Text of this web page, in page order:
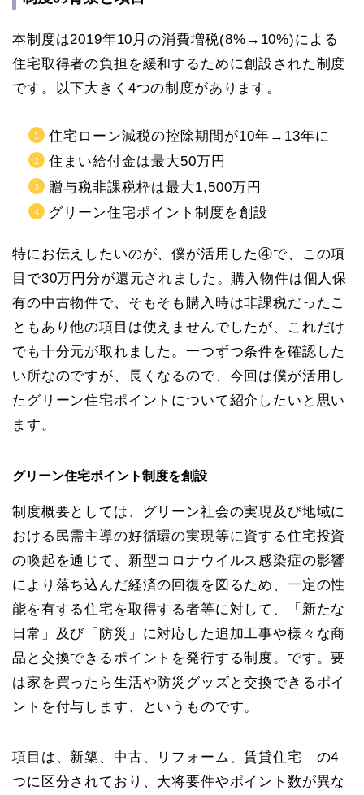
本制度は2019年10月の消費増税(8%→10%)による
住宅取得者の負担を緩和するために創設された制度
です。以下大きく4つの制度があります。
住宅ローン減税の控除期間が10年→13年に
住まい給付金は最大50万円
贈与税非課税枠は最大1,500万円
グリーン住宅ポイント制度を創設
特にお伝えしたいのが、僕が活用した④で、この項
目で30万円分が還元されました。購入物件は個人保
有の中古物件で、そもそも購入時は非課税だったこ
ともあり他の項目は使えませんでしたが、これだけ
でも十分元が取れました。一つずつ条件を確認した
い所なのですが、長くなるので、今回は僕が活用し
たグリーン住宅ポイントについて紹介したいと思い
ます。
グリーン住宅ポイント制度を創設
制度概要としては、グリーン社会の実現及び地域に
おける民需主導の好循環の実現等に資する住宅投資
の喚起を通じて、新型コロナウイルス感染症の影響
により落ち込んだ経済の回復を図るため、一定の性
能を有する住宅を取得する者等に対して、「新たな
日常」及び「防災」に対応した追加工事や様々な商
品と交換できるポイントを発行する制度。です。要
は家を買ったら生活や防災グッズと交換できるポイ
ントを付与します、というものです。
項目は、新築、中古、リフォーム、賃貸住宅 の4
つに区分されており、大将要件やポイント数が異な